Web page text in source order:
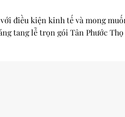
điều kiện kinh tế và mong
tang lễ trọn gói Tân Phước